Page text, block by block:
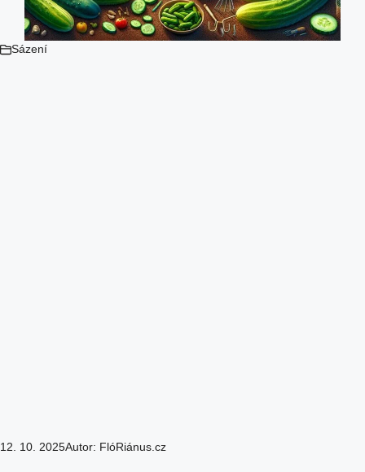
Sázení
12. 10. 2025Autor: FlóRiánus.cz